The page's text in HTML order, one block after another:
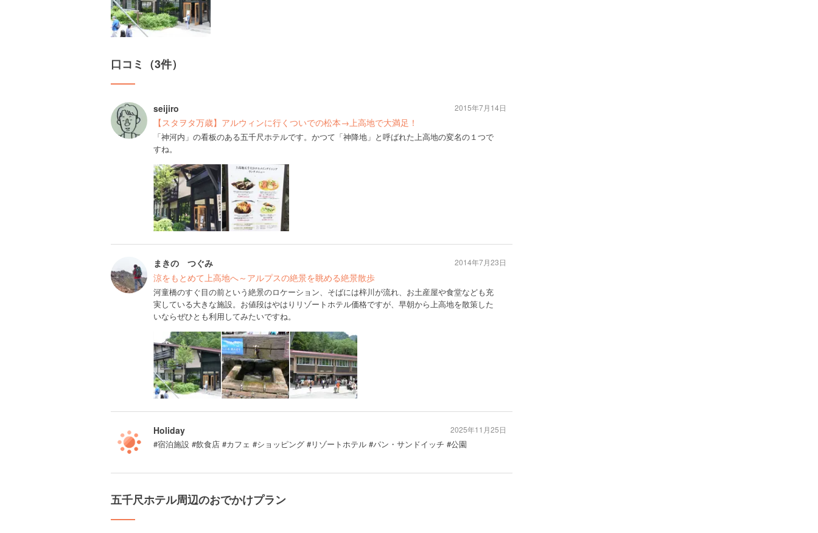
口コミ（3件）
seijiro
【スタヲタ万歳】アルウィンに行くついでの松本→上高地で大満足！
「神河内」の看板のある五千尺ホテルです。かつて「神降地」と呼ばれた上高地の変名の１つで
すね。
2015年7月14日
まきの つぐみ
涼をもとめて上高地へ～アルプスの絶景を眺める絶景散歩
河童橋のすぐ目の前という絶景のロケーション、そばには梓川が流れ、お土産屋や食堂なども充
実している大きな施設。お値段はやはりリゾートホテル価格ですが、早朝から上高地を散策した
いならぜひとも利用してみたいですね。
2014年7月23日
Holiday
#宿泊施設 #飲食店 #カフェ #ショッピング #リゾートホテル #パン・サンドイッチ #公園
2025年11月25日
五千尺ホテル周辺のおでかけプラン